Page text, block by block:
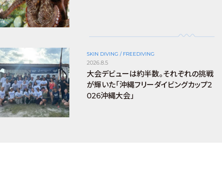
SKIN DIVING / FREEDIVING
2026.8.5
大会デビューは約半数。それぞれの挑戦
が輝いた「沖縄フリーダイビングカップ2
026沖縄大会」